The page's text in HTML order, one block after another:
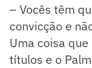
– Vocês têm
convicção e
Uma coisa
títulos e o